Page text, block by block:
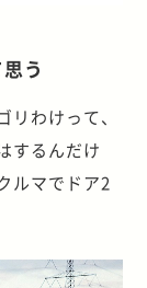
う
リわけって、
するんだけ
ルマでドア2